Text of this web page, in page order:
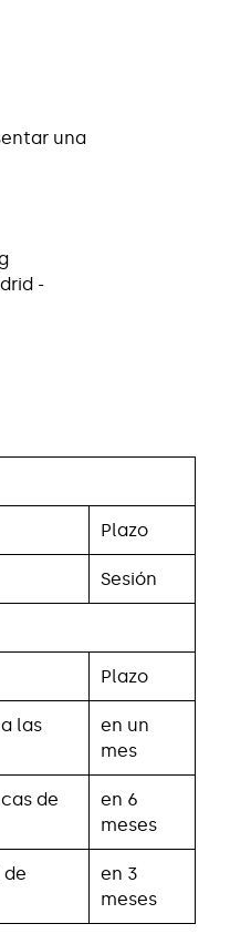
una
-
Plazo
Sesión
Plazo
las
en un
mes
de
en 6
meses
en 3
meses